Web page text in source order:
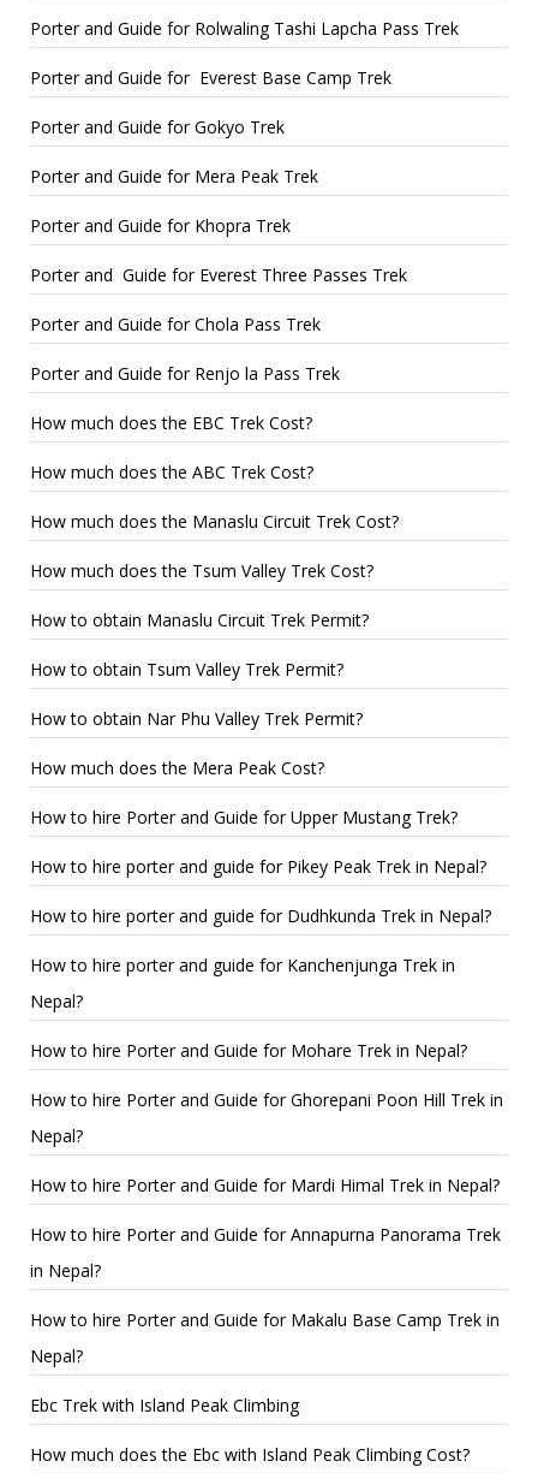
Porter and Guide for Rolwaling Tashi Lapcha Pass Trek
Porter and Guide for Everest Base Camp Trek
Porter and Guide for Gokyo Trek
Porter and Guide for Mera Peak Trek
Porter and Guide for Khopra Trek
Porter and Guide for Everest Three Passes Trek
Porter and Guide for Chola Pass Trek
Porter and Guide for Renjo la Pass Trek
How much does the EBC Trek Cost?
How much does the ABC Trek Cost?
How much does the Manaslu Circuit Trek Cost?
How much does the Tsum Valley Trek Cost?
How to obtain Manaslu Circuit Trek Permit?
How to obtain Tsum Valley Trek Permit?
How to obtain Nar Phu Valley Trek Permit?
How much does the Mera Peak Cost?
How to hire Porter and Guide for Upper Mustang Trek?
How to hire porter and guide for Pikey Peak Trek in Nepal?
How to hire porter and guide for Dudhkunda Trek in Nepal?
How to hire porter and guide for Kanchenjunga Trek in
Nepal?
How to hire Porter and Guide for Mohare Trek in Nepal?
How to hire Porter and Guide for Ghorepani Poon Hill Trek in
Nepal?
How to hire Porter and Guide for Mardi Himal Trek in Nepal?
How to hire Porter and Guide for Annapurna Panorama Trek
in Nepal?
How to hire Porter and Guide for Makalu Base Camp Trek in
Nepal?
Ebc Trek with Island Peak Climbing
How much does the Ebc with Island Peak Climbing Cost?